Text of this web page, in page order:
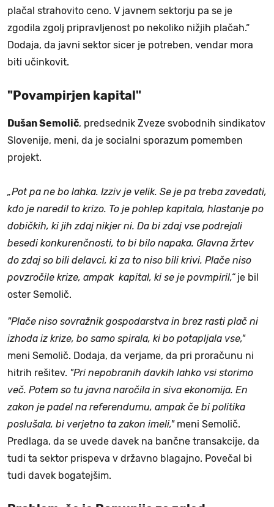
plačal strahovito ceno. V javnem sektorju pa se je
zgodila zgolj pripravljenost po nekoliko nižjih plačah.“
Dodaja, da javni sektor sicer je potreben, vendar mora
biti učinkovit.
"Povampirjen kapital"
Dušan Semolič, predsednik Zveze svobodnih sindikatov
Slovenije, meni, da je socialni sporazum pomemben
projekt.
„Pot pa ne bo lahka. Izziv je velik. Se je pa treba zavedati,
kdo je naredil to krizo. To je pohlep kapitala, hlastanje po
dobičkih, ki jih zdaj nikjer ni. Da bi zdaj vse podrejali
besedi konkurenčnosti, to bi bilo napaka. Glavna žrtev
do zdaj so bili delavci, ki za to niso bili krivi. Plače niso
povzročile krize, ampak kapital, ki se je povmpiril,“je bil
oster Semolič.
"Plače niso sovražnik gospodarstva in brez rasti plač ni
izhoda iz krize, bo samo spirala, ki bo potapljala vse,"
meni Semolič. Dodaja, da verjame, da pri proračunu ni
hitrih rešitev. "Pri nepobranih davkih lahko vsi storimo
več. Potem so tu javna naročila in siva ekonomija. En
zakon je padel na referendumu, ampak če bi politika
poslušala, bi verjetno ta zakon imeli," meni Semolič.
Predlaga, da se uvede davek na bančne transakcije, da
tudi ta sektor prispeva v državno blagajno. Povečal bi
tudi davek bogatejšim.